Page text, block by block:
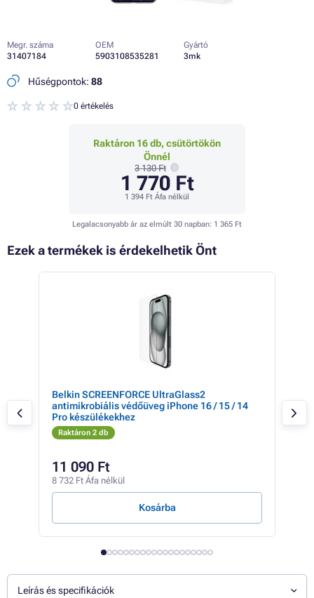
Megr. száma
31407184
OEM
5903108535281
Gyártó
3mk
Hűségpontok: 88
0 értékelés
Raktáron 16 db, csütörtökön
Önnél
3 130 Ft
1 770 Ft
1 394 Ft Áfa nélkül
Legalacsonyabb ár az elmúlt 30 napban: 1 365 Ft
Ezek a termékek is érdekelhetik Önt
Belkin SCREENFORCE UltraGlass2
antimikrobiális védőüveg iPhone 16 / 15 / 14
Pro készülékekhez
Raktáron 2 db
11 090 Ft
8 732 Ft Áfa nélkül
Kosárba
Leírás és specifikációk